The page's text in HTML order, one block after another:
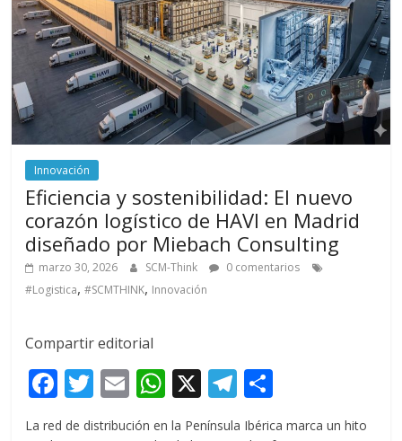
Innovación
Eficiencia y sostenibilidad: El nuevo
corazón logístico de HAVI en Madrid
diseñado por Miebach Consulting
marzo 30, 2026 SCM-Think
0 comentarios
#Logistica,#SCMTHINK, Innovación
Compartir editorial
F
ac
T
w
E
m
W
h
X T
el
La red de distribución en la Península Ibérica marca un hito